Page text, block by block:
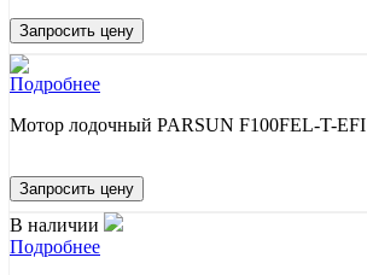
Запросить цену
Подробнее
Мотор лодочный PARSUN F100FEL-T-EFI
Запросить цену
В наличии
Подробнее